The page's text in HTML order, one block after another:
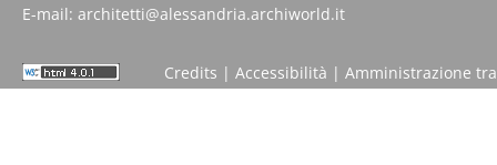
E-mail: architetti@alessandria.archiworld.it
Credits | Accessibilità | Amministrazione